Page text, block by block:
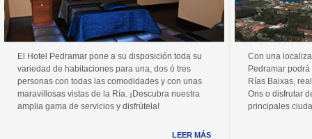
El Hotel Pedramar pone a su disposición toda su
variedad de habitaciones para una, dos ó tres
personas con todas las comodidades y con unas
maravillosas vistas de la Ría. ¡Descubra nuestra
amplia gama de servicios y disfrútela!
LEER MÁS
Con una
Pedramar
Rías Baixas,
Ons o disfrutar
principales